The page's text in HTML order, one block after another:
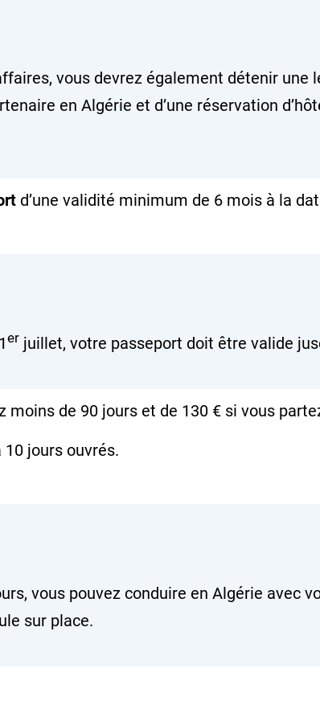
vous devrez également détenir
en Algérie et d’une réservation
d’une validité minimum de 6 mois à la
er juillet, votre passeport doit être valide
moins de 90 jours et de 130 € si vous
10 jours ouvrés.
vous pouvez conduire en Algérie avec
sur place.